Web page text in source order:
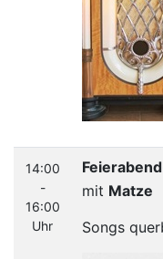
14:00
-
16:00
Uhr
mit Matze
Songs